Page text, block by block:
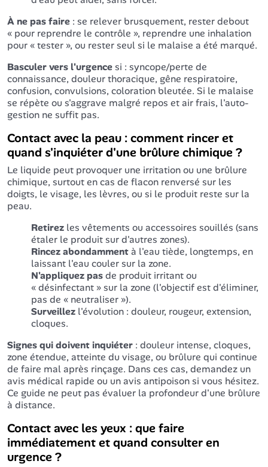
À ne pas faire : se relever brusquement, rester debout
« pour reprendre le contrôle », reprendre une inhalation
pour « tester », ou rester seul si le malaise a été marqué.
Basculer vers l'urgencesi : syncope/perte de
connaissance, douleur thoracique, gêne respiratoire,
confusion, convulsions, coloration bleutée. Si le malaise
se répète ou s'aggrave malgré repos et air frais, l'auto-
gestion ne suffit pas.
Contact avec la peau : comment rincer et
quand s'inquiéter d'une brûlure chimique ?
Le liquide peut provoquer une irritation ou une brûlure
chimique, surtout en cas de flacon renversé sur les
doigts, le visage, les lèvres, ou si le produit reste sur la
peau.
Retirez les vêtements ou accessoires souillés (sans
étaler le produit sur d'autres zones).
Rincez abondammentà l'eau tiède, longtemps, en
laissant l'eau couler sur la zone.
N'appliquez pasde produit irritant ou
« désinfectant » sur la zone (l'objectif est d'éliminer,
pas de « neutraliser »).
Surveillez l'évolution : douleur, rougeur, extension,
cloques.
Signes qui doivent inquiéter : douleur intense, cloques,
zone étendue, atteinte du visage, ou brûlure qui continue
de faire mal après rinçage. Dans ces cas, demandez un
avis médical rapide ou un avis antipoison si vous hésitez.
Ce guide ne peut pas évaluer la profondeur d'une brûlure
à distance.
Contact avec les yeux : que faire
immédiatement et quand consulter en
urgence ?